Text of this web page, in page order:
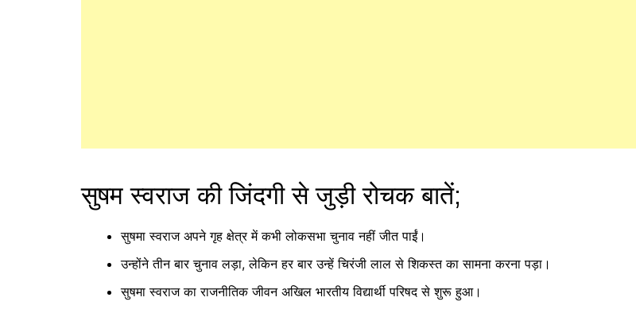
सुषम स्वराज की जिंदगी से जुड़ी रोचक बातें;
सुषमा स्वराज अपने गृह क्षेत्र में कभी लोकसभा चुनाव नहीं जीत पाईं।
उन्होंने तीन बार चुनाव लड़ा, लेकिन हर बार उन्हें चिरंजी लाल से शिकस्त का सामना करना पड़ा।
सुषमा स्वराज का राजनीतिक जीवन अखिल भारतीय विद्यार्थी परिषद से शुरू हुआ।